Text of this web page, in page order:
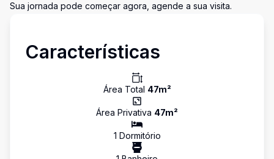
Sua jornada pode começar agora, agende a sua visita.
Características
Área Total 47m²
Área Privativa 47m²
1 Dormitório